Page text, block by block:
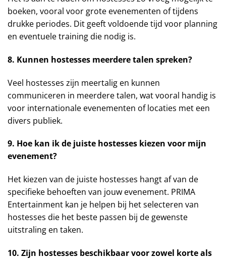
boeken, vooral voor grote evenementen of tijdens
drukke periodes. Dit geeft voldoende tijd voor planning
en eventuele training die nodig is.
8. Kunnen hostesses meerdere talen spreken?
Veel hostesses zijn meertalig en kunnen
communiceren in meerdere talen, wat vooral handig is
voor internationale evenementen of locaties met een
divers publiek.
9. Hoe kan ik de juiste hostesses kiezen voor mijn
evenement?
Het kiezen van de juiste hostesses hangt af van de
specifieke behoeften van jouw evenement. PRIMA
Entertainment kan je helpen bij het selecteren van
hostesses die het beste passen bij de gewenste
uitstraling en taken.
10. Zijn hostesses beschikbaar voor zowel korte als